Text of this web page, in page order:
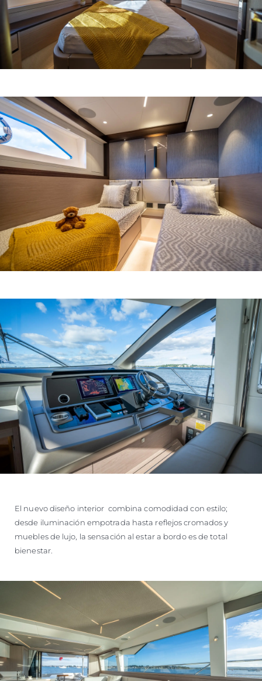
El nuevo diseño interior combina comodidad con estilo;
desde iluminación empotrada hasta reflejos cromados y
muebles de lujo, la sensación al estar a bordo es de total
bienestar.